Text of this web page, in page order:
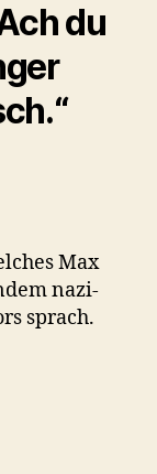
du
Max
nazi-
sprach.